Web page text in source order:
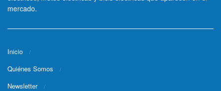
mercado.
Inicio
Quiénes Somos
Newsletter